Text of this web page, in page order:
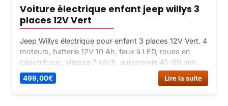
Voiture électrique enfant jeep willys 3
places 12V Vert
Jeep Willys électrique pour enfant 3 places 12V Vert. 4
moteurs, batterie 12V 10 Ah, feux à LED, roues en
caoutchouc, vitesse 7 km/h, autonomie 45-60 min.
Télécommande parentale incluse.
499,00€ Lire la suite